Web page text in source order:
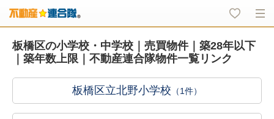
板橋区の小学校・中学校｜売買物件｜築28年以下
｜築年数上限｜不動産連合隊物件一覧リンク
板橋区立北野小学校 （1件）